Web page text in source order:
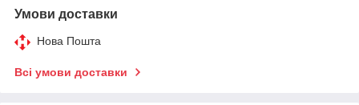
Умови доставки
Нова Пошта
Всі умови доставки